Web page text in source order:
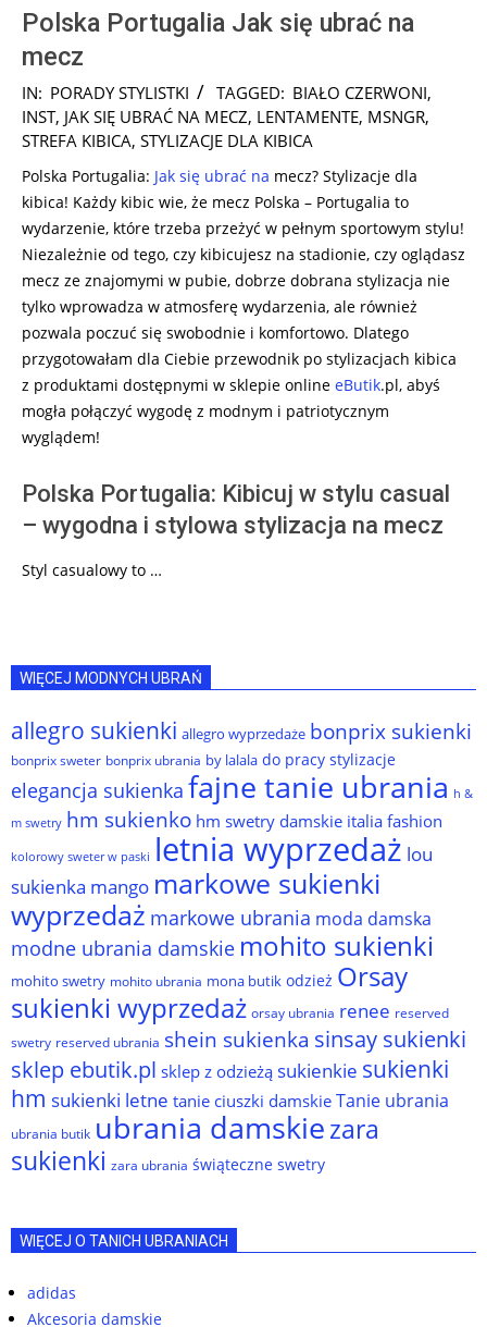
Polska Portugalia Jak się ubrać na
mecz
2024-
11-
14
IN: PORADY STYLISTKI TAGGED: BIAŁO CZERWONI,
INST, JAK SIĘ UBRAĆ NA MECZ, LENTAMENTE, MSNGR,
STREFA KIBICA, STYLIZACJE DLA KIBICA
Polska Portugalia: Jak się ubrać na mecz? Stylizacje dla
kibica! Każdy kibic wie, że mecz Polska – Portugalia to
wydarzenie, które trzeba przeżyć w pełnym sportowym stylu!
Niezależnie od tego, czy kibicujesz na stadionie, czy oglądasz
mecz ze znajomymi w pubie, dobrze dobrana stylizacja nie
tylko wprowadza w atmosferę wydarzenia, ale również
pozwala poczuć się swobodnie i komfortowo. Dlatego
przygotowałam dla Ciebie przewodnik po stylizacjach kibica
z produktami dostępnymi w sklepie online eButik.pl, abyś
mogła połączyć wygodę z modnym i patriotycznym
wyglądem!
Polska Portugalia: Kibicuj w stylu casual
– wygodna i stylowa stylizacja na mecz
Styl casualowy to …
WIĘCEJ MODNYCH UBRAŃ
allegro sukienki allegro wyprzedaże bonprix sukienki
bonprix sweter bonprix ubrania by lalala do pracy stylizacje
elegancja sukienka fajne tanie ubrania h &
m swetry hm sukienko hm swetry damskie italia fashion
kolorowy sweter w paski letnia wyprzedaż lou
sukienka mango markowe sukienki
wyprzedaż markowe ubrania moda damska
modne ubrania damskie mohito sukienki
mohito swetry mohito ubrania mona butik odzież Orsay
sukienki wyprzedaż orsay ubrania renee reserved
swetry reserved ubrania shein sukienka sinsay sukienki
sklep ebutik.pl sklep z odzieżą sukienkie sukienki
hm sukienki letne tanie ciuszki damskie Tanie ubrania
ubrania butik ubrania damskiezara
sukienki zara ubrania świąteczne swetry
WIĘCEJ O TANICH UBRANIACH
adidas
Akcesoria damskie